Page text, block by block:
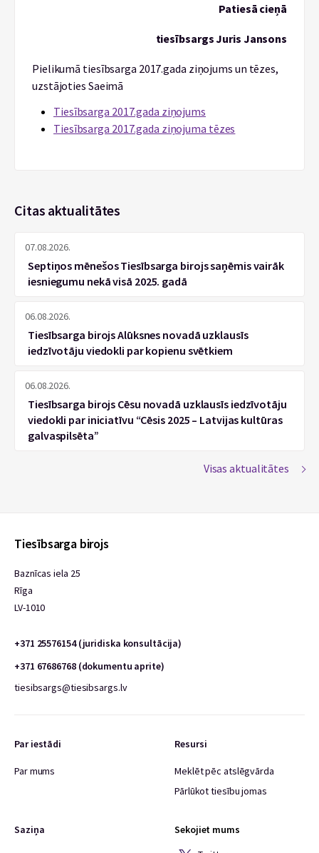
Patiesā cieņā
tiesībsargs Juris Jansons
Pielikumā tiesībsarga 2017.gada ziņojums un tēzes,
uzstājoties Saeimā
Tiesībsarga 2017.gada ziņojums
Tiesībsarga 2017.gada ziņojuma tēzes
Citas aktualitātes
07.08.2026.
Septiņos mēnešos Tiesībsarga birojs saņēmis vairāk
iesniegumu nekā visā 2025. gadā
06.08.2026.
Tiesībsarga birojs Alūksnes novadā uzklausīs
iedzīvotāju viedokli par kopienu svētkiem
06.08.2026.
Tiesībsarga birojs Cēsu novadā uzklausīs iedzīvotāju
viedokli par iniciatīvu “Cēsis 2025 – Latvijas kultūras
galvaspilsēta”
Visas aktualitātes
Tiesībsarga birojs
Baznīcas iela 25
Rīga
LV-1010
+371 25576154 (juridiska konsultācija)
+371 67686768 (dokumentu aprite)
tiesibsargs@tiesibsargs.lv
Par iestādi
Par mums
Resursi
Meklēt pēc atslēgvārda
Pārlūkot tiesību jomas
Saziņa
Sekojiet mums